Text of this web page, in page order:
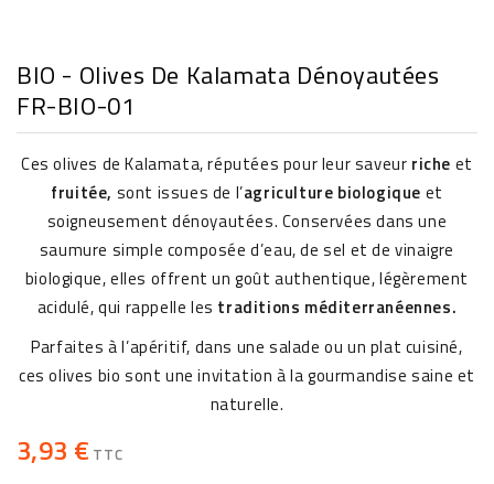
BIO - Olives De Kalamata Dénoyautées
FR-BIO-01
Ces olives de Kalamata, réputées pour leur saveur riche et
fruitée, sont issues de l’agriculture biologique et
soigneusement dénoyautées. Conservées dans une
saumure simple composée d’eau, de sel et de vinaigre
biologique, elles offrent un goût authentique, légèrement
acidulé, qui rappelle les traditions méditerranéennes.
Parfaites à l’apéritif, dans une salade ou un plat cuisiné,
ces olives bio sont une invitation à la gourmandise saine et
naturelle.
3,93 € TTC